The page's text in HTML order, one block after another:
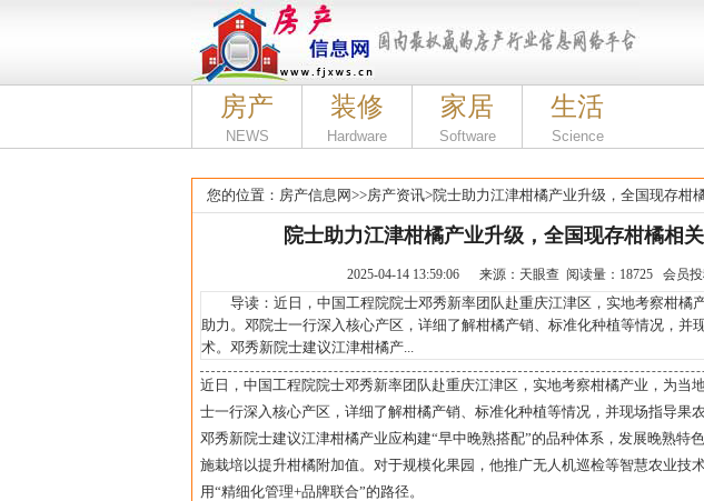
房产
NEWS
装修
Hardware
家居
Software
生活
Science
您的位置： 房产信息网>>房产资讯>院士助力江津柑橘产业升级，全国现存柑
院士助力江津柑橘产业升级，全国现存柑橘相
2025-04-14 13:59:06 来源：天眼查 阅读量：18725 会员
导读：近日，中国工程院院士邓秀新率团队赴重庆江津区，实地考察柑橘
助力。邓院士一行深入核心产区，详细了解柑橘产销、标准化种植等情况，并
术。邓秀新院士建议江津柑橘产...
近日，中国工程院院士邓秀新率团队赴重庆江津区，实地考察柑橘产业，为当
士一行深入核心产区，详细了解柑橘产销、标准化种植等情况，并现场指导果农
邓秀新院士建议江津柑橘产业应构建“早中晚熟搭配”的品种体系，发展晚熟特
施栽培以提升柑橘附加值。对于规模化果园，他推广无人机巡检等智慧农业技
用“精细化管理+品牌联合”的路径。